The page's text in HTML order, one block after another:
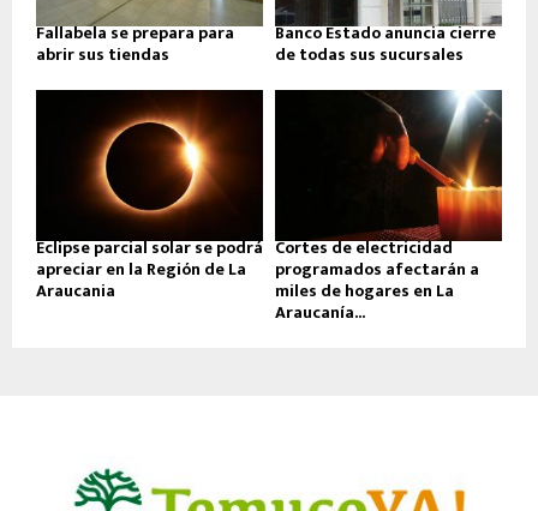
Fallabela se prepara para
abrir sus tiendas
Banco Estado anuncia cierre
de todas sus sucursales
Eclipse parcial solar se podrá
apreciar en la Región de La
Araucania
Cortes de electricidad
programados afectarán a
miles de hogares en La
Araucanía...